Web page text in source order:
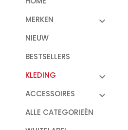
MERKEN
NIEUW
BESTSELLERS
KLEDING
ACCESSOIRES
ALLE CATEGORIEËN